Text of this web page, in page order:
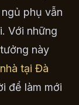
phụ vẫn
Với những
này
tại Đà
để làm mới